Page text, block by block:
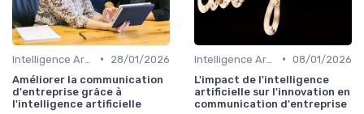
•
28/01/2026
Améliorer la communication
d'entreprise grâce à
l'intelligence artificielle
• 08/01/2026
L'impact de l'intelligence
artificielle sur l'innovation en
communication d'entreprise